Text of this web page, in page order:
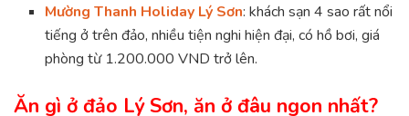
Mường Thanh Holiday Lý Sơn: khách sạn 4 sao rất nổi
tiếng ở trên đảo, nhiều tiện nghi hiện đại, có hồ bơi, giá
phòng từ 1.200.000 VND trở lên.
Ăn gì ở đảo Lý Sơn, ăn ở đâu ngon nhất?